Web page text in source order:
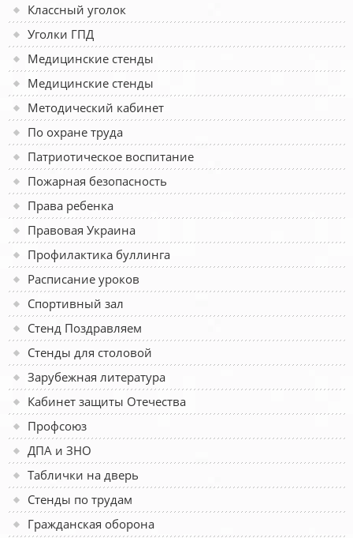
Классный уголок
Уголки ГПД
Медицинские стенды
Медицинские стенды
Методический кабинет
По охране труда
Патриотическое воспитание
Пожарная безопасность
Права ребенка
Правовая Украина
Профилактика буллинга
Расписание уроков
Спортивный зал
Стенд Поздравляем
Стенды для столовой
Зарубежная литература
Кабинет защиты Отечества
Профсоюз
ДПА и ЗНО
Таблички на дверь
Стенды по трудам
Гражданская оборона